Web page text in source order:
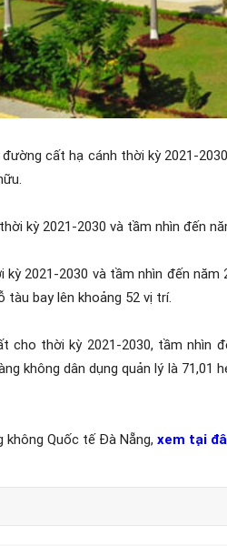
cất hạ cánh thời kỳ 2021-
kỳ 2021-2030 và tầm nhìn đến
2021-2030 và tầm nhìn đến
bay lên khoảng 52 vị trí.
cho thời kỳ 2021-2030, tầm nhìn
không dân dụng quản lý là
không Quốc tế Đà Nẵng, xem tại